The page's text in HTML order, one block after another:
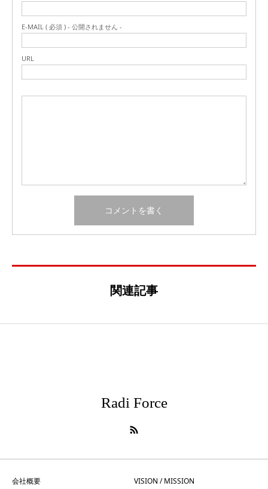
E-MAIL ( 必須 ) - 公開されません -
URL
関連記事
Radi Force
会社概要 VISION / MISSION